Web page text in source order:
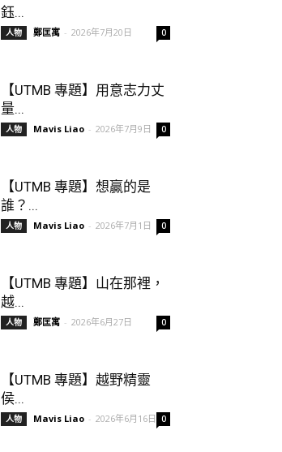
鈺...
人物 鄭匡寓 - 2026年7月20日 0
【UTMB 專題】用意志力丈
量...
人物 Mavis Liao - 2026年7月9日 0
【UTMB 專題】想贏的是
誰？...
人物 Mavis Liao - 2026年7月1日 0
【UTMB 專題】山在那裡，
越...
人物 鄭匡寓 - 2026年6月27日 0
【UTMB 專題】越野精靈
侯...
人物 Mavis Liao - 2026年6月16日 0